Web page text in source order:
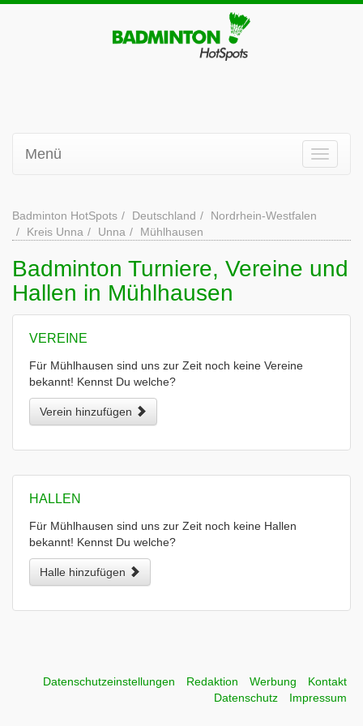
Menü
Badminton HotSpots Deutschland
Nordrhein-Westfalen
Kreis Unna
Unna Mühlhausen
Badminton Turniere, Vereine und
Hallen in Mühlhausen
VEREINE
Für Mühlhausen sind uns zur Zeit noch keine Vereine
bekannt! Kennst Du welche?
Verein hinzufügen
HALLEN
Für Mühlhausen sind uns zur Zeit noch keine Hallen
bekannt! Kennst Du welche?
Halle hinzufügen
Datenschutzeinstellungen Redaktion Werbung
Kontakt
Datenschutz
Impressum